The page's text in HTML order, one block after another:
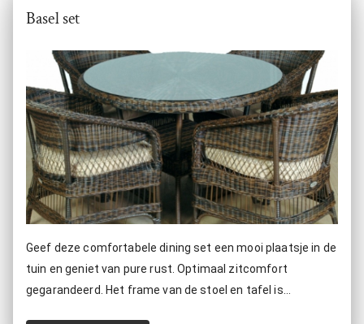
Basel set
Geef deze comfortabele dining set een mooi plaatsje in de
tuin en geniet van pure rust. Optimaal zitcomfort
gegarandeerd. Het frame van de stoel en tafel is